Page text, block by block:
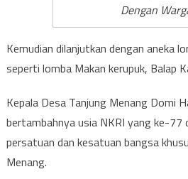
Dengan
Kemudian dilanjutkan dengan aneka
seperti lomba Makan kerupuk, Balap
Kepala Desa Tanjung Menang Domi
bertambahnya usia NKRI yang ke-
persatuan dan kesatuan bangsa
Menang.